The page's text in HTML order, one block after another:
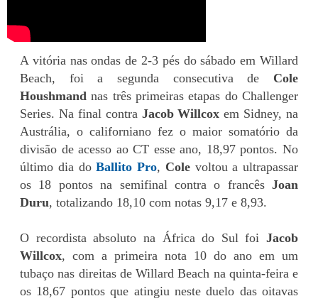
A vitória nas ondas de 2-3 pés do sábado em Willard
Beach, foi a segunda consecutiva de Cole
Houshmand nas três primeiras etapas do Challenger
Series. Na final contra Jacob Willcox em Sidney, na
Austrália, o californiano fez o maior somatório da
divisão de acesso ao CT esse ano, 18,97 pontos. No
último dia doBallito Pro, Cole voltou a ultrapassar
os 18 pontos na semifinal contra o francês Joan
Duru, totalizando 18,10 com notas 9,17 e 8,93.
O recordista absoluto na África do Sul foi Jacob
Willcox, com a primeira nota 10 do ano em um
tubaço nas direitas de Willard Beach na quinta-feira e
os 18,67 pontos que atingiu neste duelo das oitavas